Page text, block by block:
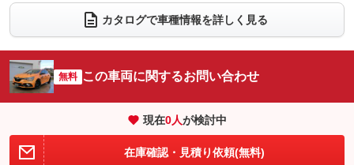
電動リアゲート フロントカメラ
：装備なし
：装備なし ：装備なし
サイドカメラ
：装備なし ルーフレール
：装備なし
：装備なし
：装備なし
カタログで車種情報を詳しく見る
無料 この車両に関するお問い合わせ
現在0人が検討中
在庫確認・見積り依頼(無料)